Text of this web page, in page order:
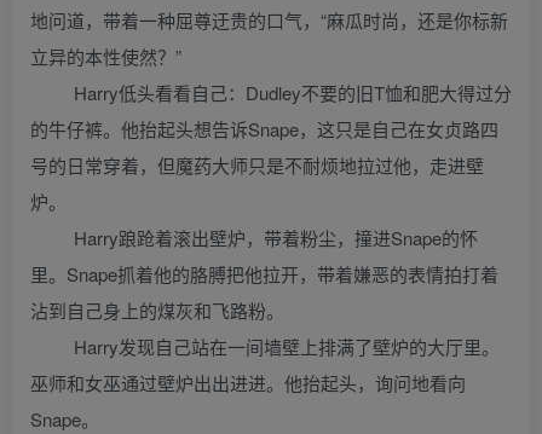
地问道，带着一种屈尊迂贵的口气，“麻瓜时尚，还是你标新
立异的本性使然？”
Harry低头看看自己：Dudley不要的旧T恤和肥大得过分
的牛仔裤。他抬起头想告诉Snape，这只是自己在女贞路四
号的日常穿着，但魔药大师只是不耐烦地拉过他，走进壁
炉。
Harry踉跄着滚出壁炉，带着粉尘，撞进Snape的怀
里。Snape抓着他的胳膊把他拉开，带着嫌恶的表情拍打着
沾到自己身上的煤灰和飞路粉。
Harry发现自己站在一间墙壁上排满了壁炉的大厅里。
巫师和女巫通过壁炉出出进进。他抬起头，询问地看向
Snape。